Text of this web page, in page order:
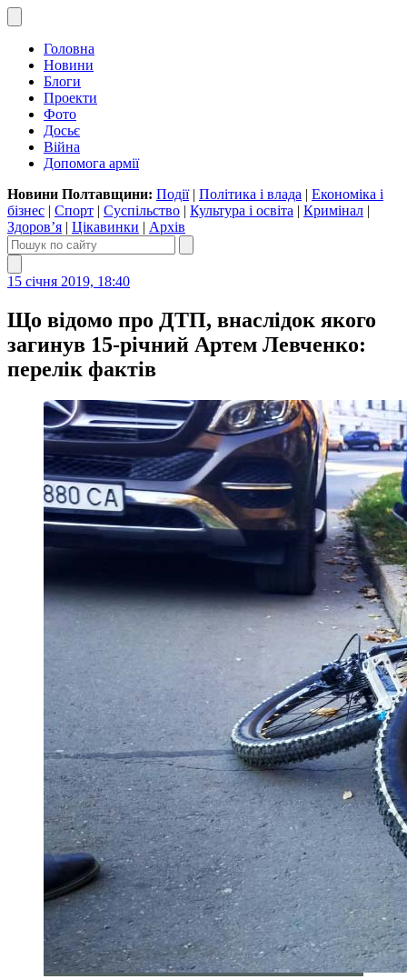
Головна
Новини
Блоги
Проекти
Фото
Досьє
Війна
Допомога армії
Новини Полтавщини: Події| Політика і влада | Економіка і
бізнес | Спорт | Суспільство | Культура і освіта | Кримінал |
Здоров’я | Цікавинки | Архів
15 січня 2019, 18:40
Що відомо про ДТП, внаслідок якого
загинув 15-річний Артем Левченко:
перелік фактів